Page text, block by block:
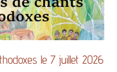
le 7 juillet 2026